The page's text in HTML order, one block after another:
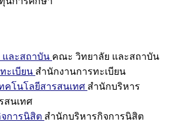
ละสถาบัน คณะ วิทยาลัย และสถาบัน
ะเบียน สำนักงานการทะเบียน
คโนโลยีสารสนเทศ สำนักบริหาร
สนเทศ
การนิสิต สำนักบริหารกิจการนิสิต